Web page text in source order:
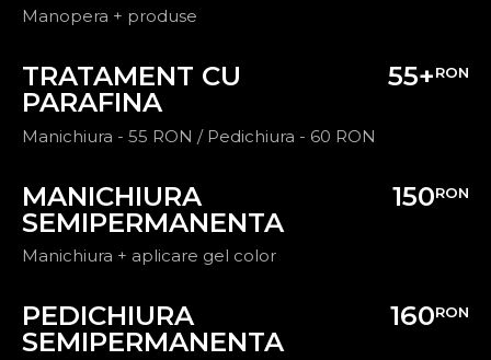
Manopera + produse
TRATAMENT CU
PARAFINA
55+RON
Manichiura - 55 RON / Pedichiura - 60 RON
MANICHIURA
SEMIPERMANENTA
150RON
Manichiura + aplicare gel color
PEDICHIURA
SEMIPERMANENTA
160RON